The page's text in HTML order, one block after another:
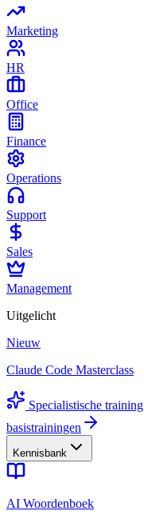
Marketing
HR
Office
Finance
Operations
Support
Sales
Management
Uitgelicht
Nieuw
Claude Code Masterclass
Specialistische training
basistrainingen
Kennisbank
AI Woordenboek